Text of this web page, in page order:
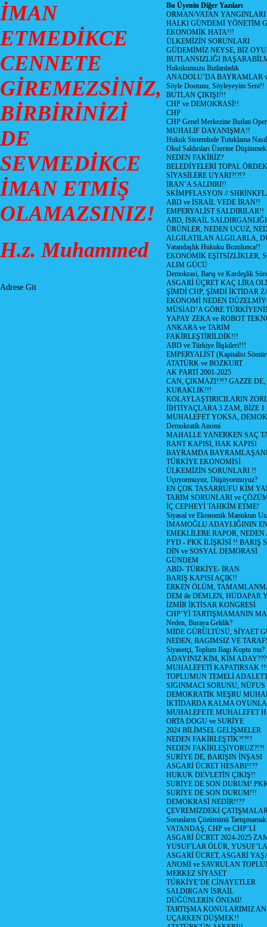
İMAN
ETMEDİKCE
CENNETE
GİREMEZSİNİZ,
BİRBİRİNİZİ
DE
SEVMEDİKCE
İMAN ETMİŞ
OLAMAZSINIZ!
H.z. Muhammed
Adrese Git
Bu Üyenin Diğer Yazıları
ORMAN/VATAN
HALKI GÜNDEMİ YÖNETİM
EKONOMİK HATA!!!
ÜLKEMİZİN SORUNLARI
GÜDEMİMİZ NEYSE, BİZ
BUTLANSIZLIĞI
Hukukumuzu Butlanladık
ANADOLU’DA BAYRAMLAR
Söyle Dostunu, Söyleyeyim Seni!!
BUTLAN ÇIKIŞI!!!
CHP ve DEMOKRASİ!!
CHP
CHP Genel Merkezine Butlan
MUHALİF DAYANIŞMA!!
Hukuk Sistemlnde Tutuklama
Okul Saldırıları Üzerine
NEDEN FAKİRİZ?
BELEDİYELERİ TOPAL
SİYASİLERE UYARI?!?!?
İRAN’A SALDIRI!!
SKİMPFLASYON //
ABD ve İSRAİL VEDE İRAN!!
EMPERYALİST SALDIRILAR!!
ABD, İSRAİL SALDIRGANLIĞI
ÜRÜNLER, NEDEN UCUZ,
ALGILATILAN ALGILARLA,
Vatandaşlık Hukuku Bozulunca!!
EKONOMİK EŞİTSİZLİKLER,
ALIM GÜCÜ
Demokrasi, Barış ve Kardeşlik
ASGARİ ÜÇRET KAÇ LİRA
ŞİMDİ CHP, ŞİMDİ İKTİDAR
EKONOMİ NEDEN
MÜSİAD’A GÖRE
YAPAY ZEKA ve ROBOT
ANKARA ve TARIM
FAKİRLEŞTİRİLDİK!!!
ABD ve Türkiye İlişkileri!!!
EMPERYALİST (Kapitalist
ATATÜRK ve BOZKURT
AK PARTİ 2001-2025
CAN, ÇIKMAZI!?!? GAZZE
KURAKLIK!!!
KOLAYLAŞTIRICILARIN
İİHTİYAÇLARA 3 ZAM, BİZE
MUHALEFET YOKSA,
Demokratik Anomi
MAHALLE YANERKEN SAÇ
RANT KAPISI, HAK KAPISI
BAYRAMDA
TÜRKİYE EKONOMİSİ
ÜLKEMİZİN SORUNLARI !!
Uçuyormuyuz, Düşüyormuyuz?
EN ÇOK TASARRUFU KİM
TARIM SORUNLARI ve
İÇ CEPHEYİ TAHKİM ETME!
Siyasal ve Ekonomik Mantıktan
İMAMOĞLU ADAYLIĞININ
EMEKLİLERE RAPOR,
PYD - PKK İLİŞKİSİ !! BARIŞ
DİN ve SOSYAL DEMORASİ
GÜNDEM
ABD- TÜRKİYE- İRAN
BARIŞ KAPISI AÇIK!!
ERKEN ÖLÜM,
DEM ile DEMLEN, HÜDAPAR
İZMİR İKTİSAR KONGRESİ
CHP’Yİ TARTIŞMAMANIN
Neden, Buraya Geldik?
MİDE GÜRÜLTÜSÜ, SİYAET
NEDEN, BAGIMSIZ VE
Siyasetçi, Toplum Bagı Koptu mu?
ADAYINIZ KİM, KİM ADAY???
MUHALEFETİ KAPATIRSAK
TOPLUMUN TEMELİ
SIGINMACI SORUNU,
DEMOKRATİK MEŞRU
İKTİDARDA KALMA
MUHALEFETE MUHALEFET
ORTA DOGU ve SURİYE
2024 BİLİMSEL GELİŞMELER
NEDEN FAKİRLEŞTİK?!?!?
NEDEN FAKİRLEŞİYORUZ?!?!
SURİYE DE, BARIŞIN İNŞASI
ASGARİ ÜCRET HESABI!!??
HUKUK DEVLETİN ÇIKIŞ!!
SURİYE DE SON DURUM!
SURİYE DE SON DURUM!!!
DEMOKRASİ NEDİR!!??
ÇEVREMİZDEKİ
Sorunların Çözümünü
VATANDAŞ, CHP ve CHP’Lİ
ASGARİ ÜCRET 2024-2025
YUSUF'LAR ÖLÜR,
ASGARİ ÜCRET, ASGARİ
ANOMİ ve SAVRULAN
MERKEZ SİYASET
TÜRKİYE’DE CİNAYETLER
SALDIRGAN İSRAİL
DÜĞÜNLERİN ÖNEMİ!
TARTIŞMA KONULARIMIZ
UÇARKEN DÜŞMEK!!